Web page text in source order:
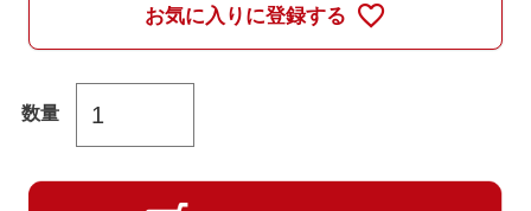
お気に入りに登録する